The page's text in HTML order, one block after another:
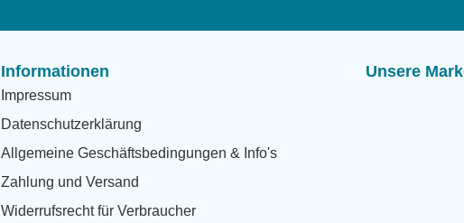
Informationen
Impressum
Datenschutzerklärung
Allgemeine Geschäftsbedingungen & Info's
Zahlung und Versand
Widerrufsrecht für Verbraucher
Unsere